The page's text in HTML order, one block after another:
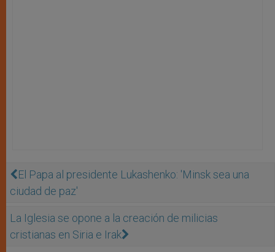
El Papa al presidente Lukashenko: 'Minsk sea una
ciudad de paz'
La Iglesia se opone a la creación de milicias
cristianas en Siria e Irak